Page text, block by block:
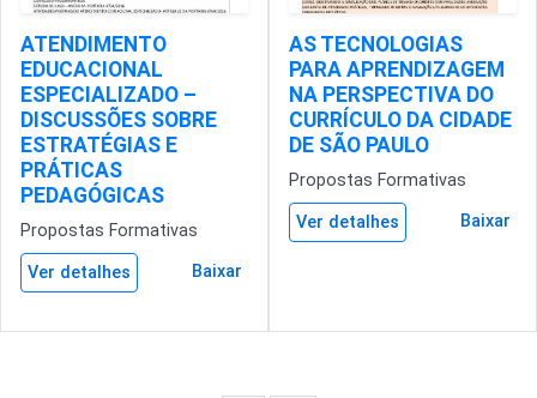
ATENDIMENTO
EDUCACIONAL
ESPECIALIZADO –
DISCUSSÕES SOBRE
ESTRATÉGIAS E
PRÁTICAS
PEDAGÓGICAS
Propostas Formativas
Ver detalhes Baixar
AS TECNOLOGIAS
PARA APRENDIZAGEM
NA PERSPECTIVA DO
CURRÍCULO DA CIDADE
DE SÃO PAULO
Propostas Formativas
Ver detalhes Baixar